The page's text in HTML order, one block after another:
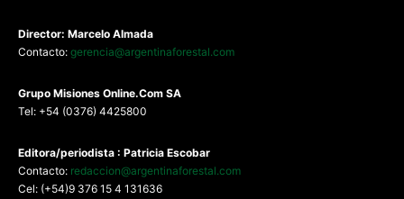
Director: Marcelo Almada
Contacto: gerencia@argentinaforestal.com
Grupo Misiones Online.Com SA
Tel: +54 (0376) 4425800
Editora/periodista : Patricia Escobar
Contacto: redaccion@argentinaforestal.com
Cel: (+54)9 376 15 4 131636